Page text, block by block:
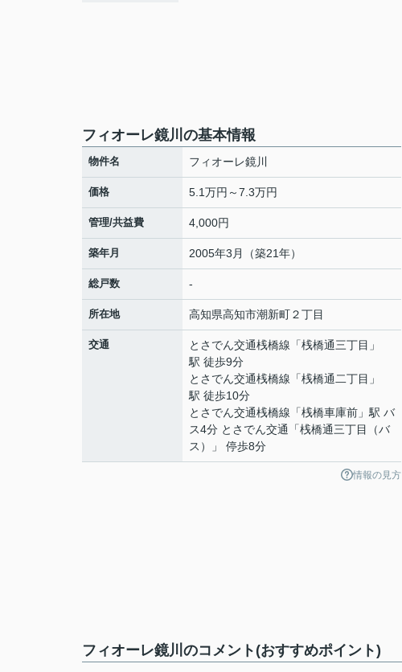
フィオーレ鏡川の基本情報
物件名 フィオーレ鏡川
価格 5.1万円～7.3万円
管理/共益費 4,000円
築年月 2005年3月（築21年）
総戸数 -
所在地 高知県高知市潮新町２丁目
交通 とさでん交通桟橋線 「桟橋通三丁目 」
駅 徒歩9分
とさでん交通桟橋線 「桟橋通二丁目 」
駅 徒歩10分
とさでん交通桟橋線 「桟橋車庫前 」駅 バ
ス4分 とさでん交通「桟橋通三丁目（バ
ス）」 停歩8分
情報の見方
フィオーレ鏡川のコメント(おすすめポイント)